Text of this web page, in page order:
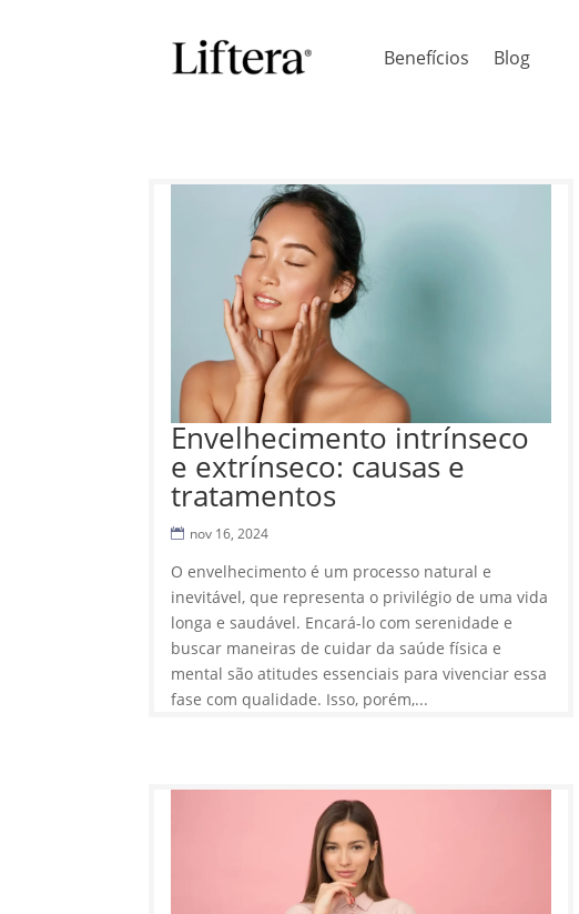
Benefícios Blog
Envelhecimento intrínseco
e extrínseco: causas e
tratamentos
nov 16, 2024
O envelhecimento é um processo natural e
inevitável, que representa o privilégio de uma vida
longa e saudável. Encará-lo com serenidade e
buscar maneiras de cuidar da saúde física e
mental são atitudes essenciais para vivenciar essa
fase com qualidade. Isso, porém,...